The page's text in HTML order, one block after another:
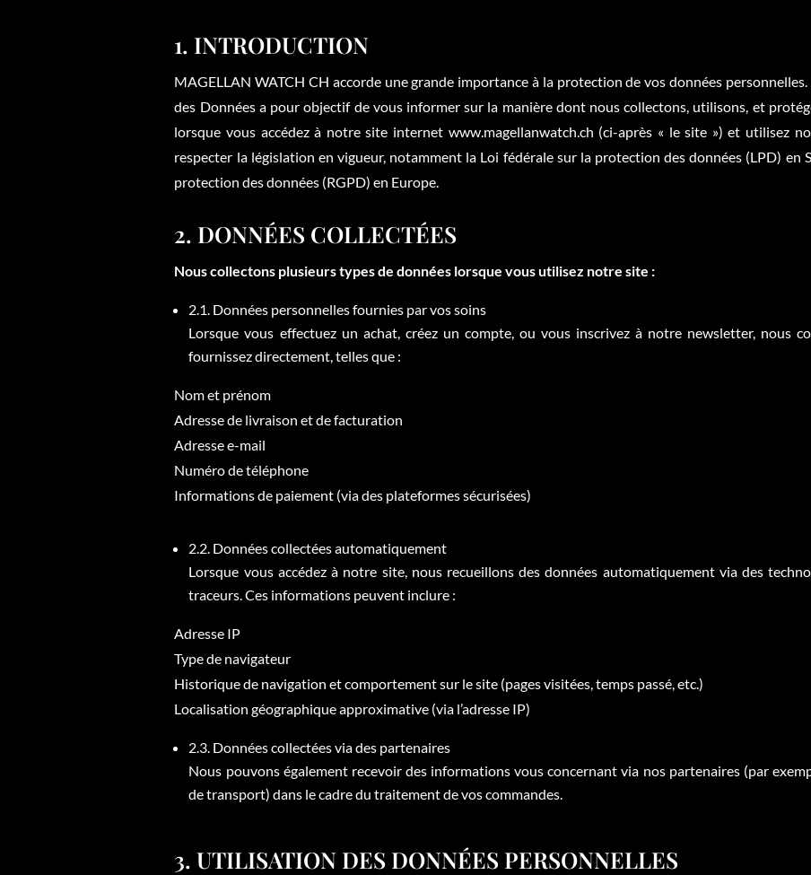
1. INTRODUCTION
MAGELLAN WATCH CH accorde une grande importance à la protection de vos données
des Données a pour objectif de vous informer sur la manière dont nous collectons, utilisons, et
lorsque vous accédez à notre site internet www.magellanwatch.ch (ci-après « le site ») et utilisez
respecter la législation en vigueur, notamment la Loi fédérale sur la protection des données (LPD) en
protection des données (RGPD) en Europe.
2. DONNÉES COLLECTÉES
Nous collectons plusieurs types de données lorsque vous utilisez notre site :
2.1. Données personnelles fournies par vos soins
Lorsque vous effectuez un achat, créez un compte, ou vous inscrivez à notre newsletter, nous
fournissez directement, telles que :
Nom et prénom
Adresse de livraison et de facturation
Adresse e-mail
Numéro de téléphone
Informations de paiement (via des plateformes sécurisées)
2.2. Données collectées automatiquement
Lorsque vous accédez à notre site, nous recueillons des données automatiquement via des
traceurs. Ces informations peuvent inclure :
Adresse IP
Type de navigateur
Historique de navigation et comportement sur le site (pages visitées, temps passé, etc.)
Localisation géographique approximative (via l’adresse IP)
2.3. Données collectées via des partenaires
Nous pouvons également recevoir des informations vous concernant via nos partenaires (par
de transport) dans le cadre du traitement de vos commandes.
3. UTILISATION DES DONNÉES PERSONNELLES